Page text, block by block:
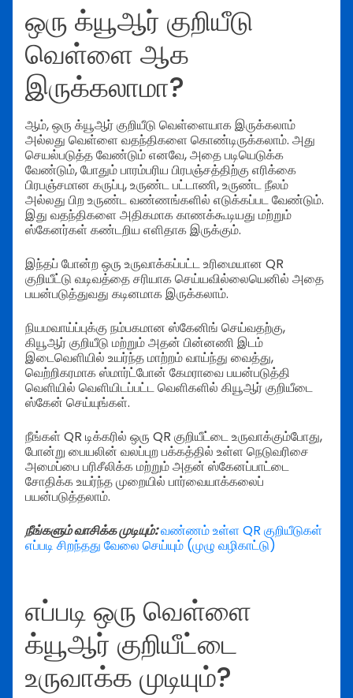
ஒரு க்யூஆர் குறியீடு
வெள்ளை ஆக
இருக்கலாமா?
ஆம், ஒரு க்யூஆர் குறியீடு வெள்ளையாக இருக்கலாம்
அல்லது வெள்ளை வதந்திகளை கொண்டிருக்கலாம். அது
செயல்படுத்த வேண்டும் எனவே, அதை படியெடுக்க
வேண்டும், போதும் பாரம்பரிய பிரபஞ்சத்திற்கு எரிக்கை
பிரபஞ்சமான கருப்பு, உருண்ட பட்டாணி, உருண்ட நீலம்
அல்லது பிற உருண்ட வண்ணங்களில் எடுக்கப்பட வேண்டும்.
இது வதந்திகளை அதிகமாக காணக்கூடியது மற்றும்
ஸ்கேனர்கள் கண்டறிய எளிதாக இருக்கும்.
இந்தப் போன்ற ஒரு உருவாக்கப்பட்ட உரிமையான QR
குறியீட்டு வடிவத்தை சரியாக செய்யவில்லையெனில் அதை
பயன்படுத்துவது கடினமாக இருக்கலாம்.
நியமவாய்ப்புக்கு நம்பகமான ஸ்கேனிங் செய்வதற்கு,
கியூஆர் குறியீடு மற்றும் அதன் பின்னணி இடம்
இடைவெளியில் உயர்ந்த மாற்றம் வாய்ந்து வைத்து,
வெற்றிகரமாக ஸ்மார்ட்போன் கேமராவை பயன்படுத்தி
வெளியில் வெளியிடப்பட்ட வெளிகளில் கியூஆர் குறியீடை
ஸ்கேன் செய்யுங்கள்.
நீங்கள் QR டிக்கரில் ஒரு QR குறியீட்டை உருவாக்கும்போது,
போன்று பையலின் வலப்புற பக்கத்தில் உள்ள நெடுவரிசை
அமைப்பை பரிசீலிக்க மற்றும் அதன் ஸ்கேனப்பாட்டை
சோதிக்க உயர்ந்த முறையில் பார்வையாக்கலைப்
பயன்படுத்தலாம்.
நீங்களும் வாசிக்க முடியும்:வண்ணம் உள்ள QR குறியீடுகள்
எப்படி சிறந்தது வேலை செய்யும் (முழு வழிகாட்டு)
எப்படி ஒரு வெள்ளை
க்யூஆர் குறியீட்டை
உருவாக்க முடியும்?